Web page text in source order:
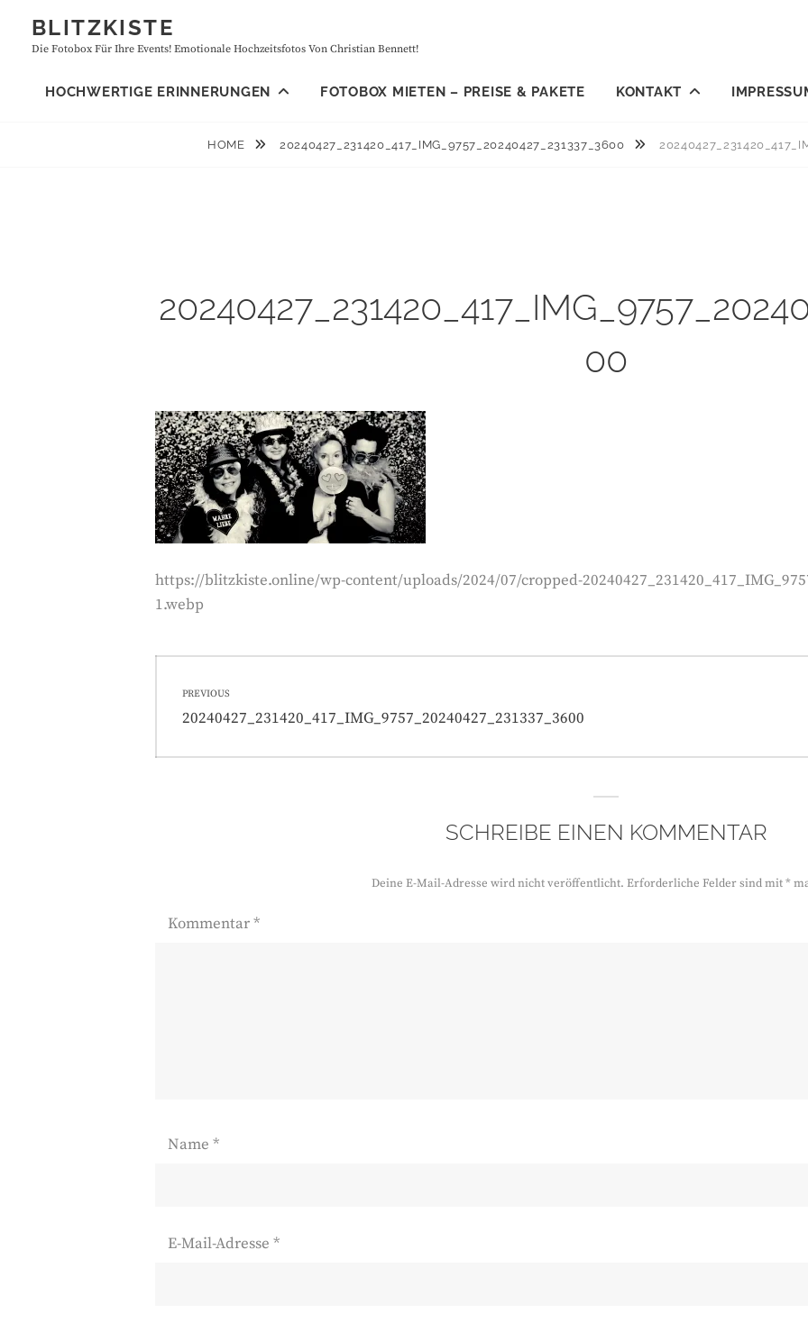
BLITZKISTE
Die Fotobox Für Ihre Events! Emotionale Hochzeitsfotos Von Christian Bennett!
HOCHWERTIGE ERINNERUNGEN FOTOBOX MIETEN – PREISE & PAKETE KONTAKT
HOME 20240427_231420_417_IMG_9757_20240427_231337_3600
00
https://blitzkiste.online/wp-content/uploads/2024/07/cropped-
1.webp
PREVIOUS
Previous
20240427_231420_417_IMG_9757_20240427_231337_3600
SCHREIBE EINEN KOMMENTAR
Deine E-Mail-Adresse wird nicht veröffentlicht. Erforderliche Felder sind mit*
Kommentar*
Name *
E-Mail-Adresse *